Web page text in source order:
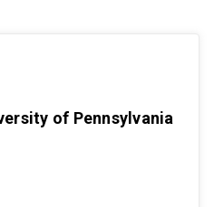
of Pennsylvania